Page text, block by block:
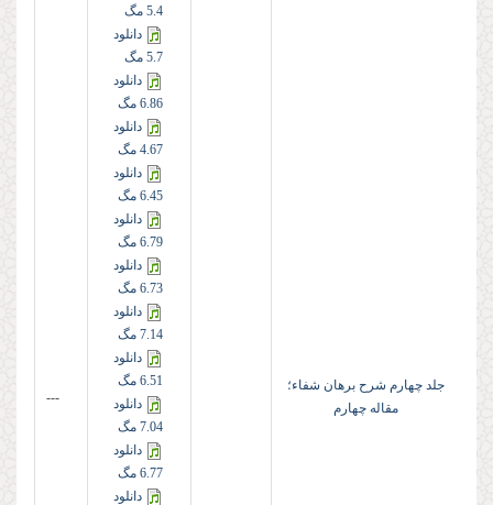
جلد چهارم شرح برهان شفاء؛
مقاله چهارم
5.4 مگ
دانلود
5.7 مگ
دانلود
6.86 مگ
دانلود
4.67 مگ
دانلود
6.45 مگ
دانلود
6.79 مگ
دانلود
6.73 مگ
دانلود
7.14 مگ
دانلود
6.51 مگ
دانلود
7.04 مگ
دانلود
6.77 مگ
دانلود
---